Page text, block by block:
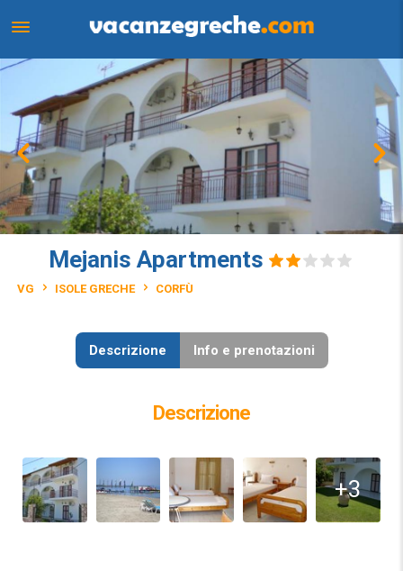
Mejanis Apartments
VG ISOLE GRECHE CORFÙ
Descrizione Info e prenotazioni
Descrizione
+3